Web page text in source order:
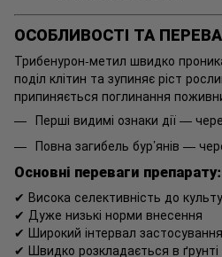
ОСОБЛИВОСТІ ТА
Трибенурон-метил швидко
поділ клітин та зупиняє ріст
припиняється поглинання
Перші видимі ознаки дії —
Повна загибель бур’янів —
Основні переваги препарату:
✔ Висока селективність до
✔ Дуже низькі норми внесення
✔ Широкий інтервал застосування
✔ Швидко розкладається в